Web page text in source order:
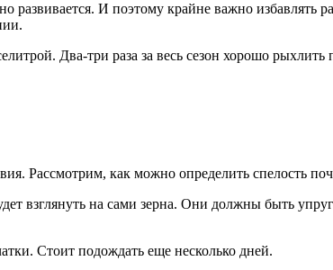
развивается. И поэтому крайне важно избавлять
Два-три раза за весь сезон хорошо рыхлить
Рассмотрим, как можно определить спелость
взглянуть на сами зерна. Они должны быть
Стоит подождать еще несколько дней.